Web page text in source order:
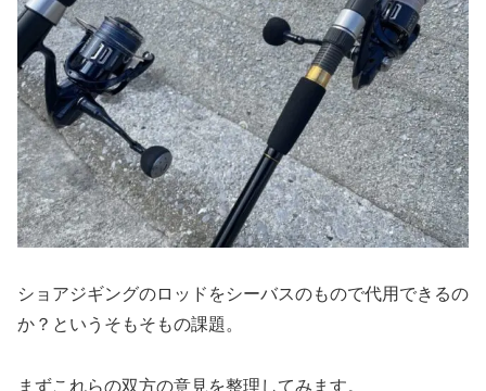
ショアジギングのロッドをシーバスのもので代用できるの
か？というそもそもの課題。
まずこれらの双方の意見を整理してみます。